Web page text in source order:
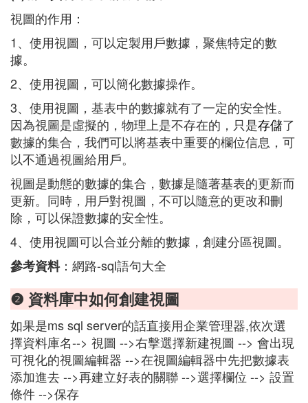
視圖的作用：
1、使用視圖，可以定製用戶數據，聚焦特定的數
據。
2、使用視圖，可以簡化數據操作。
3、使用視圖，基表中的數據就有了一定的安全性。
因為視圖是虛擬的，物理上是不存在的，只是存儲了
數據的集合，我們可以將基表中重要的欄位信息，可
以不通過視圖給用戶。
視圖是動態的數據的集合，數據是隨著基表的更新而
更新。同時，用戶對視圖，不可以隨意的更改和刪
除，可以保證數據的安全性。
4、使用視圖可以合並分離的數據，創建分區視圖。
參考資料：網路-sql語句大全
❷ 資料庫中如何創建視圖
如果是ms sql server的話直接用企業管理器,依次選
擇資料庫名--> 視圖 -->右擊選擇新建視圖 --> 會出現
可視化的視圖編輯器 -->在視圖編輯器中先把數據表
添加進去 -->再建立好表的關聯 -->選擇欄位 --> 設置
條件 -->保存